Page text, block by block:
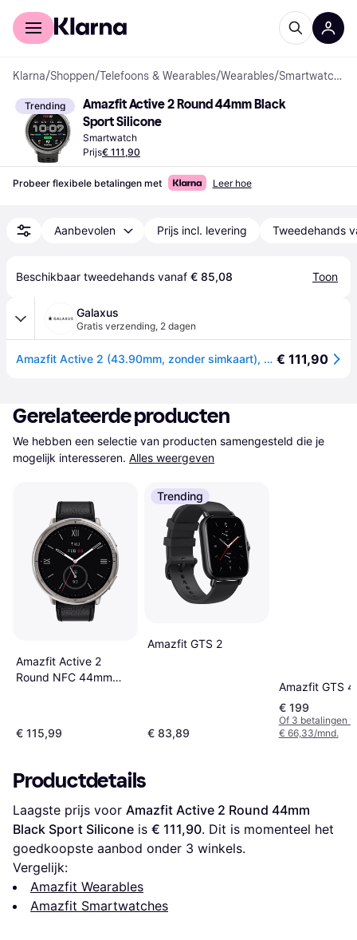
Voor shoppers
Klarna/Shoppen/Telefoons & Wearables/Wearables/ Smartwatches
Trending
Amazfit Active 2 Round 44mm Black
Sport Silicone
Smartwatch
Prijs€ 111,90
Probeer flexibele betalingen met Leer hoe
Aanbevolen Prijs incl. levering Tweedehands
Beschikbaar tweedehands vanaf € 85,08 Toon
Galaxus
Gratis verzending, 2 dagen
Amazfit Active 2 (43.90mm, zonder simkaart), Smartwatches € 111,90
Gerelateerde producten
We hebben een selectie van producten samengesteld die je
mogelijk interesseren. Alles weergeven
Amazfit Active 2
Round NFC 44mm
€ 115,99
Trending
Amazfit GTS 2
€ 83,89
Amazfit GTS 4
€ 199
Of 3 betalingen
€ 66,33/mnd.
Productdetails
Laagste prijs voor Amazfit Active 2 Round 44mm
Black Sport Silicone is € 111,90. Dit is momenteel het
goedkoopste aanbod onder 3 winkels.
Vergelijk:
Amazfit Wearables
Amazfit Smartwatches